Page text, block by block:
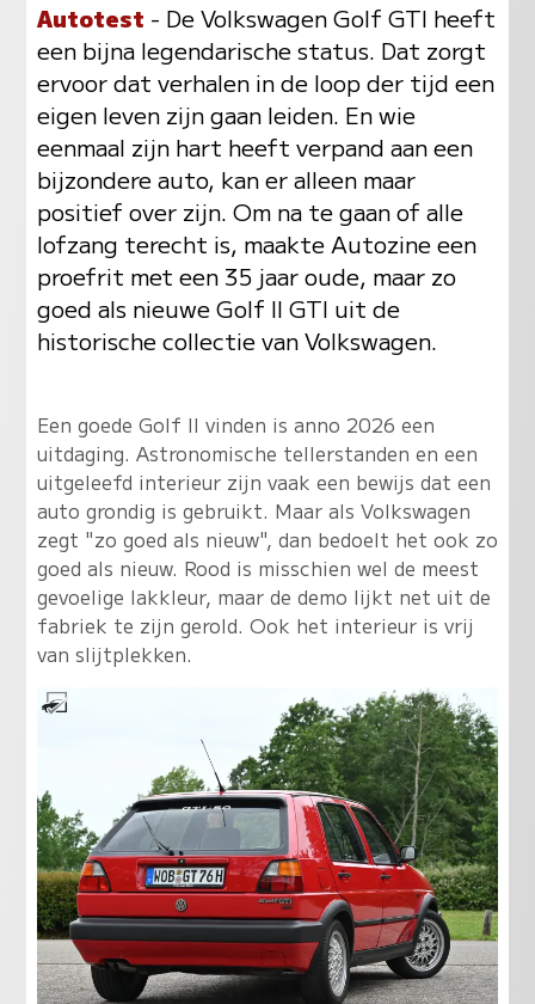
Autotest - De Volkswagen Golf GTI heeft
een bijna legendarische status. Dat zorgt
ervoor dat verhalen in de loop der tijd een
eigen leven zijn gaan leiden. En wie
eenmaal zijn hart heeft verpand aan een
bijzondere auto, kan er alleen maar
positief over zijn. Om na te gaan of alle
lofzang terecht is, maakte Autozine een
proefrit met een 35 jaar oude, maar zo
goed als nieuwe Golf II GTI uit de
historische collectie van Volkswagen.
Een goede Golf II vinden is anno 2026 een
uitdaging. Astronomische tellerstanden en een
uitgeleefd interieur zijn vaak een bewijs dat een
auto grondig is gebruikt. Maar als Volkswagen
zegt "zo goed als nieuw", dan bedoelt het ook zo
goed als nieuw. Rood is misschien wel de meest
gevoelige lakkleur, maar de demo lijkt net uit de
fabriek te zijn gerold. Ook het interieur is vrij
van slijtplekken.